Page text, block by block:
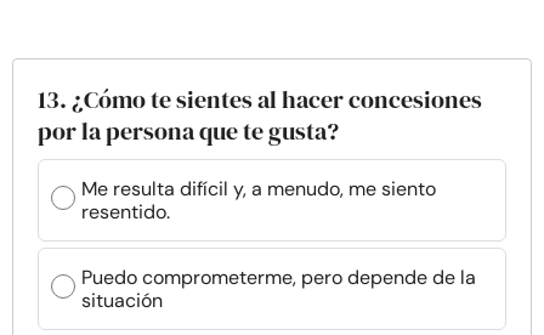
13. ¿Cómo te sientes al hacer concesiones
por la persona que te gusta?
Me resulta difícil y, a menudo, me siento
resentido.
Puedo comprometerme, pero depende de la
situación